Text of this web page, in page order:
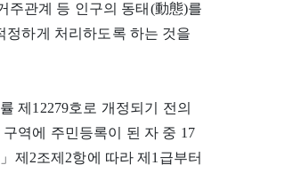
주관계 등 인구의 동태(動態)를
하게 처리하도록 하는 것을
제12279호로 개정되기 전의
역에 주민등록이 된 자 중 17
제2조제2항에 따라 제1급부터